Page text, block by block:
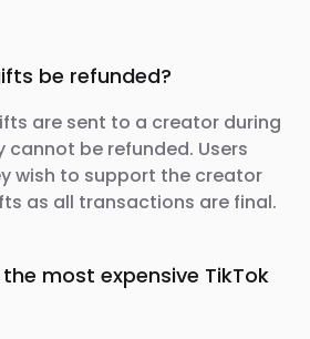
be refunded?
are sent to a creator during
cannot be refunded. Users
wish to support the creator
as all transactions are final.
most expensive TikTok